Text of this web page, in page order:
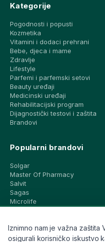
Kategorije
Pogodnosti i popusti
Kozmetika
Vitamini i dodaci prehrani
Bebe, djeca i mame
Zdravlje
Lifestyle
Parfemi i parfemski setovi
Beauty uređaji
Medicinski uređaji
Rehabilitacijski program
Dijagnostički testovi i zaštita
Brandovi
Popularni brandovi
Solgar
Master Of Pharmacy
Salvit
Sagas
Microlife
CeraVe
Eucerin
Iznimno nam je važna zaštita
osigurali korisničko iskustvo